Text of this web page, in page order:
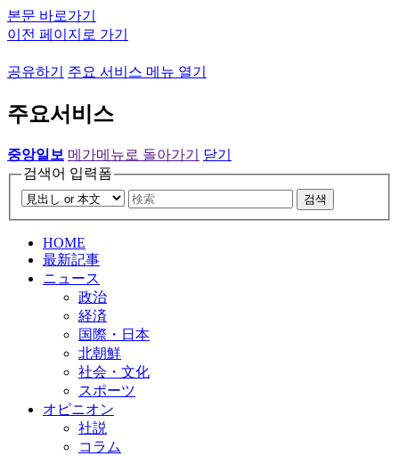
본문 바로가기
이전 페이지로 가기
공유하기 주요 서비스 메뉴 열기
주요서비스
중앙일보 메가메뉴로 돌아가기
닫기
검색어 입력폼
검색
HOME
最新記事
ニュース
政治
経済
国際・日本
北朝鮮
社会・文化
スポーツ
オピニオン
社説
コラム